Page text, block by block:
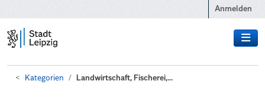
Anmelden
Kategorien Landwirtschaft, Fischerei,...